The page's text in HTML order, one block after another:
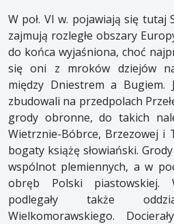
W poł. VI w. pojawiają się tutaj
zajmują rozległe obszary
do końca wyjaśniona, choć
się oni z mroków dziejów
między Dniestrem a Bugiem.
zbudowali na przedpolach
grody obronne, do takich
Wietrznie-Bóbrce, Brzezowej i
bogaty książę słowiański.
wspólnot plemiennych, a w
obręb Polski piastowskiej.
podlegały także
Wielkomorawskiego.